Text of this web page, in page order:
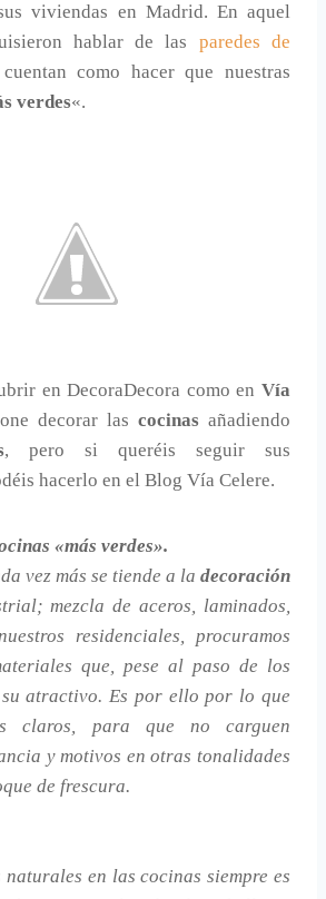
viviendas en Madrid. En aquel
hablar de las paredes de
como hacer que nuestras
verdes«.
en DecoraDecora como en Vía
decorar las cocinas añadiendo
, pero si queréis seguir sus
hacerlo en el Blog Vía Celere.
«más verdes».
vez más se tiende a la decoración
mezcla de aceros, laminados,
residenciales, procuramos
que, pese al paso de los
su atractivo. Es por ello por lo que
claros, para que no carguen
y motivos en otras tonalidades
de frescura.
en las cocinas siempre es